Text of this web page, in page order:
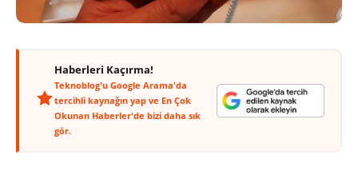
Haberleri Kaçırma!
Teknoblog'u Google Arama'da
tercihli kaynağın yap ve En Çok
Okunan Haberler'de bizi daha sık
gör.